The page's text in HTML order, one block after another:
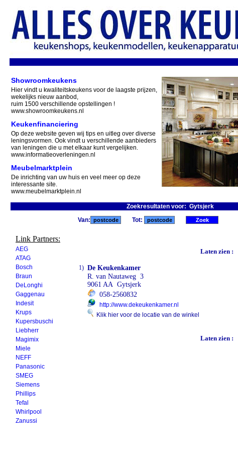
Showroomkeukens
Hier vindt u kwaliteitskeukens voor de laagste prijzen,
wekelijks nieuw aanbod,
ruim 1500 verschillende opstellingen !
www.showroomkeukens.nl
Keukenfinanciering
Op deze website geven wij tips en uitleg over diverse
leningsvormen. Ook vindt u verschillende aanbieders
van leningen die u met elkaar kunt vergelijken.
www.informatieoverleningen.nl
Meubelmarktplein
De inrichting van uw huis en veel meer op deze
interessante site.
www.meubelmarktplein.nl
Zoekresultaten voor: Gytsjerk
Link Partners:
AEG
ATAG
Bosch
Braun
DeLonghi
Gaggenau
Indesit
Krups
Kupersbuschi
Liebherr
Magimix
Miele
NEFF
Panasonic
SMEG
Siemens
Phillips
Tefal
Whirlpool
Zanussi
Van: Tot:
Laten zien :
1) De Keukenkamer
R. van Nautaweg 3
9061 AA Gytsjerk
058-2560832
http://www.dekeukenkamer.nl
Klik hier voor de locatie van de winkel
Laten zien :